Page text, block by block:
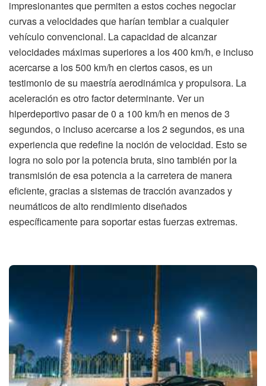
impresionantes que permiten a estos coches negociar
curvas a velocidades que harían temblar a cualquier
vehículo convencional. La capacidad de alcanzar
velocidades máximas superiores a los 400 km/h, e incluso
acercarse a los 500 km/h en ciertos casos, es un
testimonio de su maestría aerodinámica y propulsora. La
aceleración es otro factor determinante. Ver un
hiperdeportivo pasar de 0 a 100 km/h en menos de 3
segundos, o incluso acercarse a los 2 segundos, es una
experiencia que redefine la noción de velocidad. Esto se
logra no solo por la potencia bruta, sino también por la
transmisión de esa potencia a la carretera de manera
eficiente, gracias a sistemas de tracción avanzados y
neumáticos de alto rendimiento diseñados
específicamente para soportar estas fuerzas extremas.